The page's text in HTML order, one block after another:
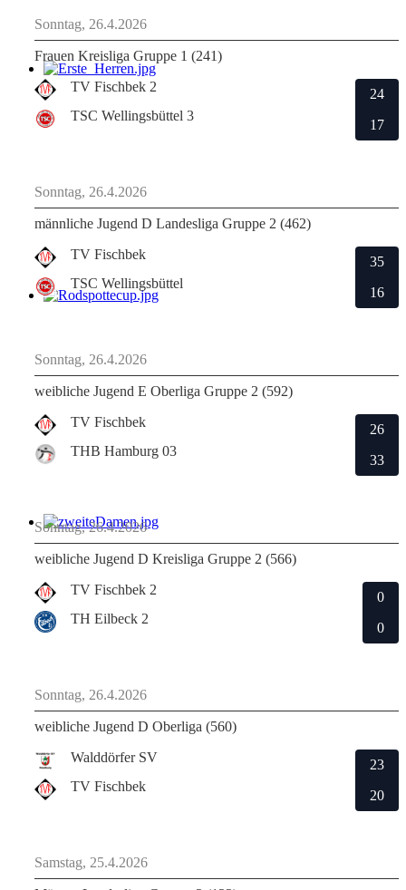
Sonntag, 26.4.2026
Frauen Kreisliga Gruppe 1 (241)
TV Fischbek 2
TSC Wellingsbüttel 3
24
17
Sonntag, 26.4.2026
männliche Jugend D Landesliga Gruppe 2 (462)
TV Fischbek
TSC Wellingsbüttel
35
16
Sonntag, 26.4.2026
weibliche Jugend E Oberliga Gruppe 2 (592)
TV Fischbek
THB Hamburg 03
26
33
Sonntag, 26.4.2026
weibliche Jugend D Kreisliga Gruppe 2 (566)
TV Fischbek 2
TH Eilbeck 2
0
0
Sonntag, 26.4.2026
weibliche Jugend D Oberliga (560)
Walddörfer SV
TV Fischbek
23
20
Samstag, 25.4.2026